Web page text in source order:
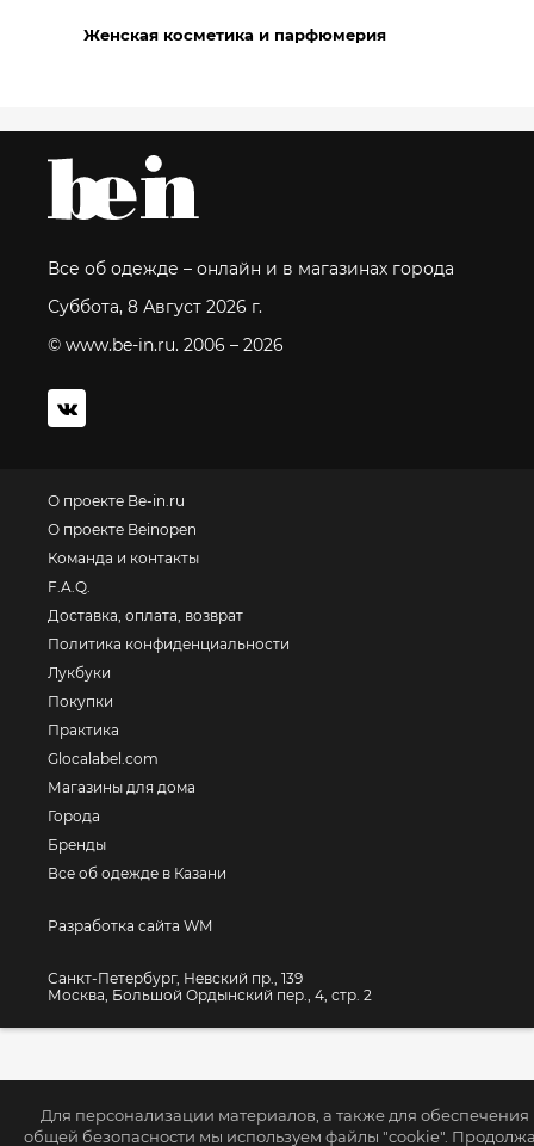
Для персонализации материалов, а также для обеспечения
общей безопасности мы используем файлы "cookie".
Женская косметика и парфюмерия
Все об одежде – онлайн и в магазинах города
Суббота, 8 Август 2026 г.
© www.be-in.ru. 2006 – 2026
О проекте Be-in.ru
О проекте Beinopen
Команда и контакты
F.A.Q.
Доставка, оплата, возврат
Политика конфиденциальности
Лукбуки
Покупки
Практика
Glocalabel.com
Магазины для дома
Города
Бренды
Все об одежде в Казани
Разработка сайта WM
Санкт-Петербург, Невский пр., 139
Москва, Большой Ордынский пер., 4, стр. 2